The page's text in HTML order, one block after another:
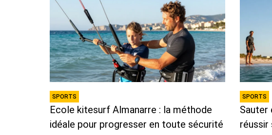
SPORTS
Ecole kitesurf Almanarre : la méthode
idéale pour progresser en toute sécurité
SPORTS
Sauter
réussir